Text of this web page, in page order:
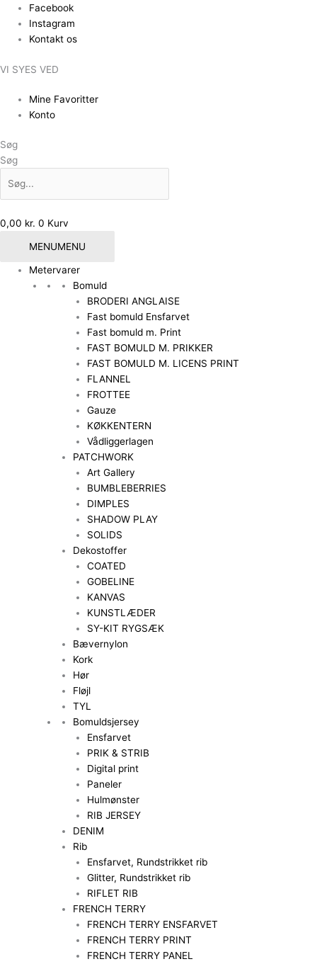
indholdet
Facebook
Instagram
Kontakt os
VI SYES VED
Mine Favoritter
Konto
Søg
Søg
0,00 kr. 0 Kurv
MENUMENU
Metervarer
Bomuld
BRODERI ANGLAISE
Fast bomuld Ensfarvet
Fast bomuld m. Print
FAST BOMULD M. PRIKKER
FAST BOMULD M. LICENS PRINT
FLANNEL
FROTTEE
Gauze
KØKKENTERN
Vådliggerlagen
PATCHWORK
Art Gallery
BUMBLEBERRIES
DIMPLES
SHADOW PLAY
SOLIDS
Dekostoffer
COATED
GOBELINE
KANVAS
KUNSTLÆDER
SY-KIT RYGSÆK
Bævernylon
Kork
Hør
Fløjl
TYL
Bomuldsjersey
Ensfarvet
PRIK & STRIB
Digital print
Paneler
Hulmønster
RIB JERSEY
DENIM
Rib
Ensfarvet, Rundstrikket rib
Glitter, Rundstrikket rib
RIFLET RIB
FRENCH TERRY
FRENCH TERRY ENSFARVET
FRENCH TERRY PRINT
FRENCH TERRY PANEL